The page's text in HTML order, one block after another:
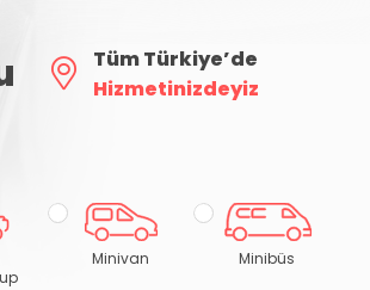
Tüm Türkiye’de
Hizmetinizdeyiz
Minivan Minibüs